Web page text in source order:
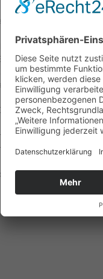
Tour“
würden.
Clubshows
Pogo, Fallig,
gespielt.
2025 geplant
Songs
britischen Band
Sbam und dem US-